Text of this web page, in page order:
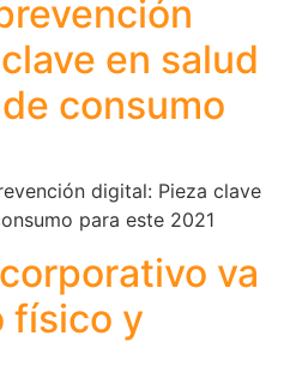
en salud
consumo
digital: Pieza clave
para este 2021
va
físico y